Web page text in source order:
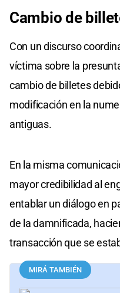
Cambio de
Con un discurso
víctima sobre la
cambio de billetes
modificación en la
antiguas.
En la misma
mayor credibilidad al
entablar un diálogo en
de la damnificada,
transacción que se
MIRÁ TAMBIÉN